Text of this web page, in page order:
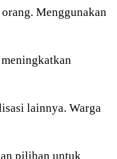
Menggunakan
lainnya. Warga
pilihan untuk